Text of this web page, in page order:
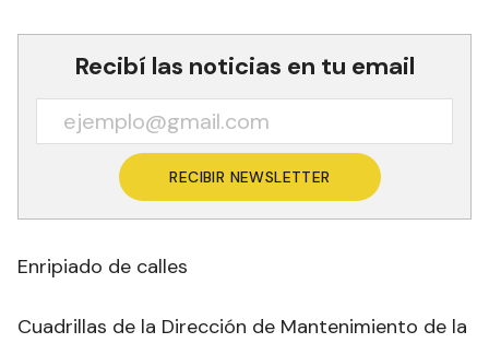
Recibí las noticias en tu email
RECIBIR NEWSLETTER
Enripiado de calles
Cuadrillas de la Dirección de Mantenimiento de la